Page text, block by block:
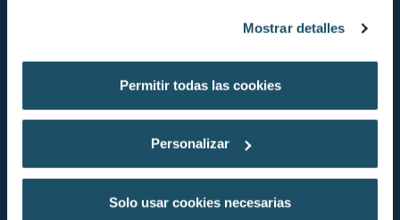
Mostrar detalles
Permitir todas las cookies
Personalizar
Solo usar cookies necesarias
Legal Warning
Privacy Policy
Rules of the park